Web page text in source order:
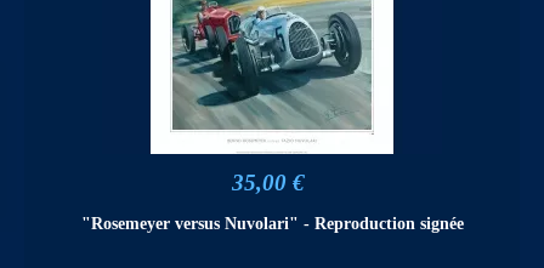
35,00 €
"Rosemeyer versus Nuvolari" - Reproduction signée